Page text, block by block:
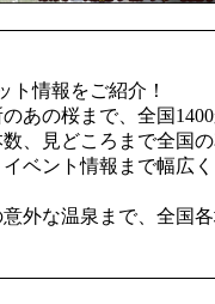
ト情報をご紹介！
あの桜まで、全国
、見どころまで全国
ベント情報まで幅広
外な温泉まで、全国